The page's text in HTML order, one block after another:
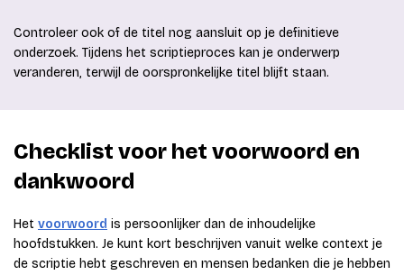
Controleer ook of de titel nog aansluit op je definitieve
onderzoek. Tijdens het scriptieproces kan je onderwerp
veranderen, terwijl de oorspronkelijke titel blijft staan.
Checklist voor het voorwoord en
dankwoord
Het voorwoord is persoonlijker dan de inhoudelijke
hoofdstukken. Je kunt kort beschrijven vanuit welke context je
de scriptie hebt geschreven en mensen bedanken die je hebben